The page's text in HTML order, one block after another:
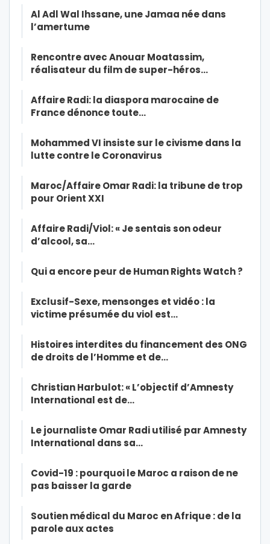
Al Adl Wal Ihssane, une Jamaa née dans
l’amertume
Rencontre avec Anouar Moatassim,
réalisateur du film de super-héros…
Affaire Radi: la diaspora marocaine de
France dénonce toute…
Mohammed VI insiste sur le civisme dans la
lutte contre le Coronavirus
Maroc/Affaire Omar Radi: la tribune de trop
pour Orient XXI
Affaire Radi/Viol: « Je sentais son odeur
d’alcool, sa…
Qui a encore peur de Human Rights Watch ?
Exclusif-Sexe, mensonges et vidéo : la
victime présumée du viol est…
Histoires interdites du financement des ONG
de droits de l’Homme et de…
Christian Harbulot: « L’objectif d’Amnesty
International est de…
Le journaliste Omar Radi utilisé par Amnesty
International dans sa…
Covid-19 : pourquoi le Maroc a raison de ne
pas baisser la garde
Soutien médical du Maroc en Afrique : de la
parole aux actes